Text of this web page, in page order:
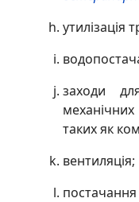
утилізація
заходи
таких як
вентиляція;